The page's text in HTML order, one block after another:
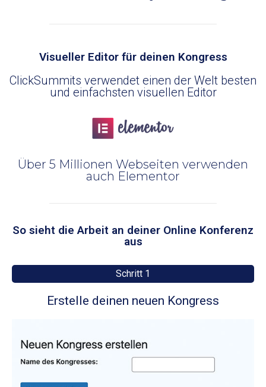
Visueller Editor für deinen Kongress
ClickSummits verwendet einen der Welt besten
und einfachsten visuellen Editor
Über 5 Millionen Webseiten verwenden
auch Elementor
So sieht die Arbeit an deiner Online Konferenz
aus
Schritt 1
Erstelle deinen neuen Kongress